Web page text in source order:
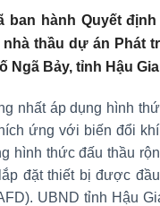
ban hành Quyết định
thầu dự án Phát
Ngã Bảy, tỉnh Hậu
nhất áp dụng hình
ứng với biến đổi
hình thức đấu thầu
đặt thiết bị được
UBND tỉnh Hậu